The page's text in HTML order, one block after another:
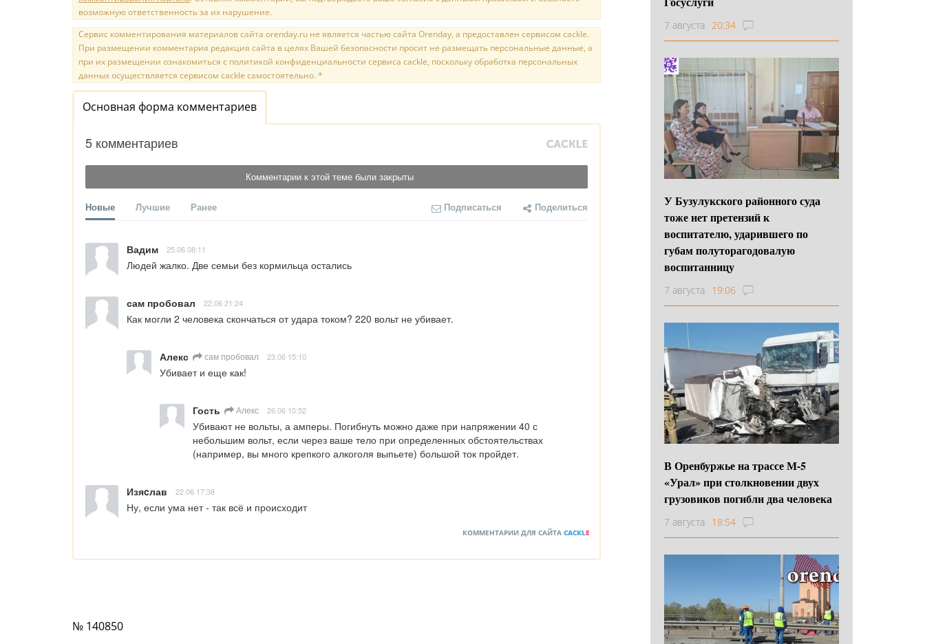
возможную ответственность за их нарушение.
Сервис комментирования материалов сайта orenday.ru не является частью сайта Orenday, а предоставлен сервисом cackle.
При размещении комментария редакция сайта в целях Вашей безопасности просит не размещать персональные данные, а
при их размещении ознакомиться с политикой конфиденциальности сервиса cackle, поскольку обработка персональных
данных осуществляется сервисом cackle самостоятельно. *
Основная форма комментариев
5 комментариев
Комментарии к этой теме были закрыты
Новые Лучшие Ранее Подписаться Поделиться
Вадим 25.06 08:11
Людей жалко. Две семьи без кормильца остались
сам пробовал 22.06 21:24
Как могли 2 человека скончаться от удара током? 220 вольт не убивает.
Алекс сам пробовал 23.06 15:10
Убивает и еще как!
Гость Алекс 26.06 10:52
Убивают не вольты, а амперы. Погибнуть можно даже при напряжении 40 с
небольшим вольт, если через ваше тело при определенных обстоятельствах
(например, вы много крепкого алкоголя выпьете) большой ток пройдет.
Изяcлав 22.06 17:38
Ну, если ума нет - так всё и происходит
КОММЕНТАРИИ ДЛЯ САЙТА CACKLE
№ 140850
7 августа 20:34
У Бузулукского районного суда
тоже нет претензий к
воспитателю, ударившего по
губам полуторагодовалую
воспитанницу
7 августа 19:06
В Оренбуржье на трассе М-5
«Урал» при столкновении двух
грузовиков погибли два человека
7 августа 18:54